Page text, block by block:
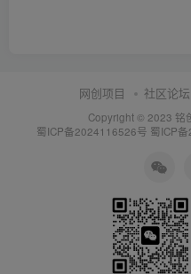
网创项目 社区论坛
Copyright © 2023 铭
蜀ICP备2024116526号 蜀ICP